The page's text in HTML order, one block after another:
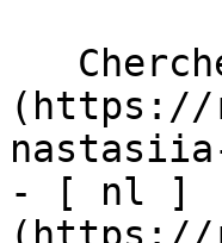
(https://
- [ nl ]